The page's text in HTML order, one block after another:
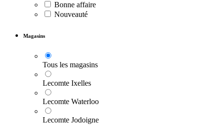
Bonne affaire
Nouveauté
Magasins
Tous les magasins
Lecomte Ixelles
Lecomte Waterloo
Lecomte Jodoigne